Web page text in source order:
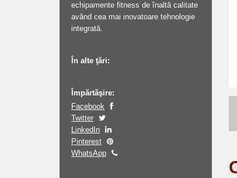
echipamente fitness de înaltă calitate
având cea mai inovatoare tehnologie
integrată.
În alte ţări:
Împărtăşire:
Facebook
Twitter
LinkedIn
Pinterest
WhatsApp